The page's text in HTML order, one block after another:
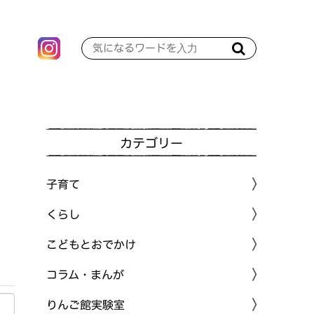
カテゴリー
子育て
くらし
こどもとおでかけ
コラム・まんが
りんご館実験室